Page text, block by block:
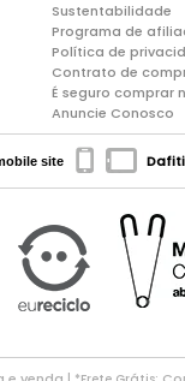
Sustentabilidade
Programa de
Política de
Contrato de
É seguro comprar
Anuncie Conosco
site